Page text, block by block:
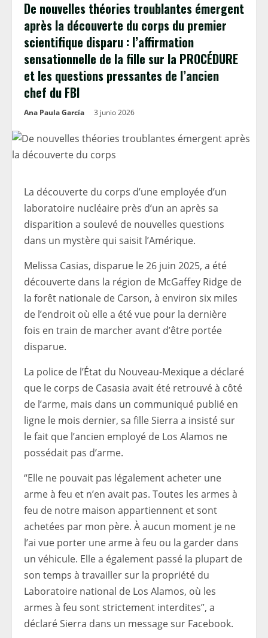
De nouvelles théories troublantes émergent
après la découverte du corps du premier
scientifique disparu : l’affirmation
sensationnelle de la fille sur la PROCÉDURE
et les questions pressantes de l’ancien
chef du FBI
Ana Paula García 3 junio 2026
La découverte du corps d’une employée d’un
laboratoire nucléaire près d’un an après sa
disparition a soulevé de nouvelles questions
dans un mystère qui saisit l’Amérique.
Melissa Casias, disparue le 26 juin 2025, a été
découverte dans la région de McGaffey Ridge de
la forêt nationale de Carson, à environ six miles
de l’endroit où elle a été vue pour la dernière
fois en train de marcher avant d’être portée
disparue.
La police de l’État du Nouveau-Mexique a déclaré
que le corps de Casasia avait été retrouvé à côté
de l’arme, mais dans un communiqué publié en
ligne le mois dernier, sa fille Sierra a insisté sur
le fait que l’ancien employé de Los Alamos ne
possédait pas d’arme.
“Elle ne pouvait pas légalement acheter une
arme à feu et n’en avait pas. Toutes les armes à
feu de notre maison appartiennent et sont
achetées par mon père. À aucun moment je ne
l’ai vue porter une arme à feu ou la garder dans
un véhicule. Elle a également passé la plupart de
son temps à travailler sur la propriété du
Laboratoire national de Los Alamos, où les
armes à feu sont strictement interdites”, a
déclaré Sierra dans un message sur Facebook.